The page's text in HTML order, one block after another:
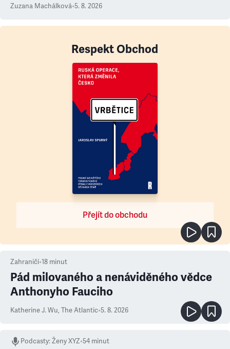
Zuzana Machálková•5. 8. 2026
Respekt Obchod
Přejít do obchodu
Zahraničí•18 minut
Pád milovaného a nenáviděného vědce
Anthonyho Fauciho
Katherine J. Wu, The Atlantic•5. 8. 2026
Podcasty:Ženy XYZ•54 minut